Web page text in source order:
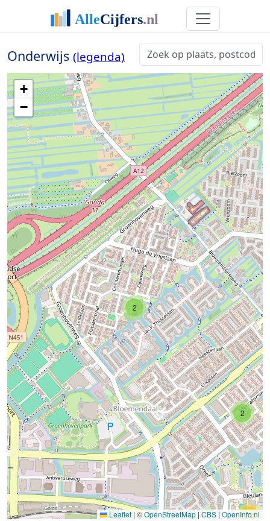
Onderwijs (legenda)
2
11
2
+
−
Leaflet|©OpenStreetMap | CBS | OpenInfo.nl